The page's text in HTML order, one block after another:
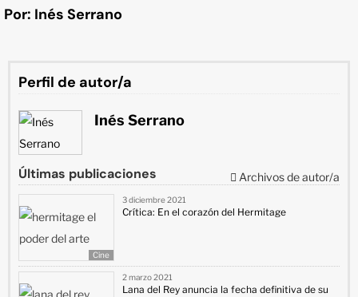
Por: Inés Serrano
Perfil de autor/a
Inés Serrano
Últimas publicaciones Archivos de autor/a
Cine
3 diciembre 2021
Crítica: En el corazón del Hermitage
2 marzo 2021
Lana del Rey anuncia la fecha definitiva de su